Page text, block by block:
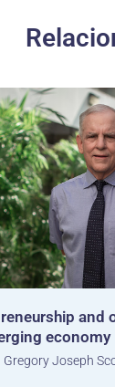
and
economy
Gregory Joseph